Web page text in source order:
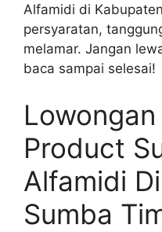
Alfamidi di
persyaratan,
melamar. Jangan
baca sampai selesai!
Product
Alfamidi
Sumba